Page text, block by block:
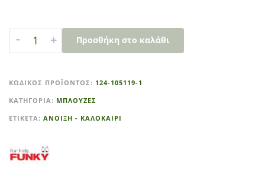
- + Προσθήκη στο καλάθι
t
e
r
t
ΚΩΔΙΚΌΣ ΠΡΟΪΌΝΤΟΣ: 124-105119-1
ΚΑΤΗΓΟΡΊΑ: ΜΠΛΟΥΖΕΣ
ΕΤΙΚΈΤΑ: ΑΝΟΙΞΗ - ΚΑΛΟΚΑΙΡΙ